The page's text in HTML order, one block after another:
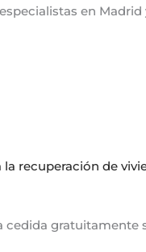
en Madrid
recuperación de
cedida